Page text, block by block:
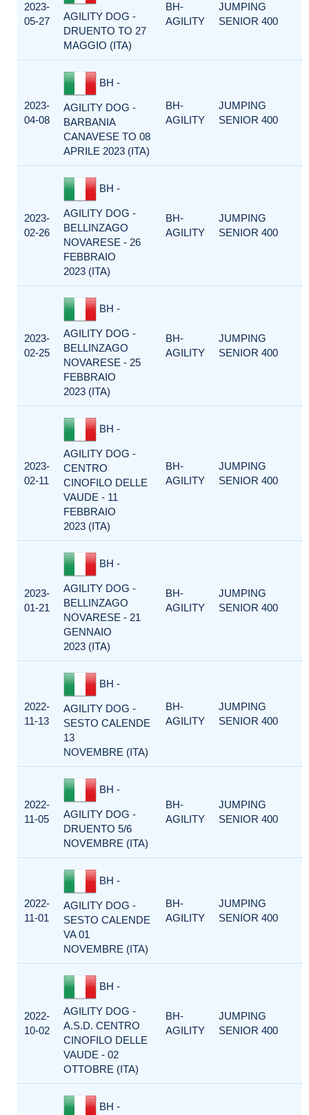
2023-
05-27
AGILITY DOG -
DRUENTO TO 27
MAGGIO (ITA)
BH-
AGILITY
JUMPING
SENIOR 400
2023-
04-08
BH -
AGILITY DOG -
BARBANIA
CANAVESE TO 08
APRILE 2023 (ITA)
BH-
AGILITY
JUMPING
SENIOR 400
2023-
02-26
BH -
AGILITY DOG -
BELLINZAGO
NOVARESE - 26
FEBBRAIO
2023 (ITA)
BH-
AGILITY
JUMPING
SENIOR 400
2023-
02-25
BH -
AGILITY DOG -
BELLINZAGO
NOVARESE - 25
FEBBRAIO
2023 (ITA)
BH-
AGILITY
JUMPING
SENIOR 400
2023-
02-11
BH -
AGILITY DOG -
CENTRO
CINOFILO DELLE
VAUDE - 11
FEBBRAIO
2023 (ITA)
BH-
AGILITY
JUMPING
SENIOR 400
2023-
01-21
BH -
AGILITY DOG -
BELLINZAGO
NOVARESE - 21
GENNAIO
2023 (ITA)
BH-
AGILITY
JUMPING
SENIOR 400
2022-
11-13
BH -
AGILITY DOG -
SESTO CALENDE
13
NOVEMBRE (ITA)
BH-
AGILITY
JUMPING
SENIOR 400
2022-
11-05
BH -
AGILITY DOG -
DRUENTO 5/6
NOVEMBRE (ITA)
BH-
AGILITY
JUMPING
SENIOR 400
2022-
11-01
BH -
AGILITY DOG -
SESTO CALENDE
VA 01
NOVEMBRE (ITA)
BH-
AGILITY
JUMPING
SENIOR 400
2022-
10-02
BH -
AGILITY DOG -
A.S.D. CENTRO
CINOFILO DELLE
VAUDE - 02
OTTOBRE (ITA)
BH-
AGILITY
JUMPING
SENIOR 400
BH -